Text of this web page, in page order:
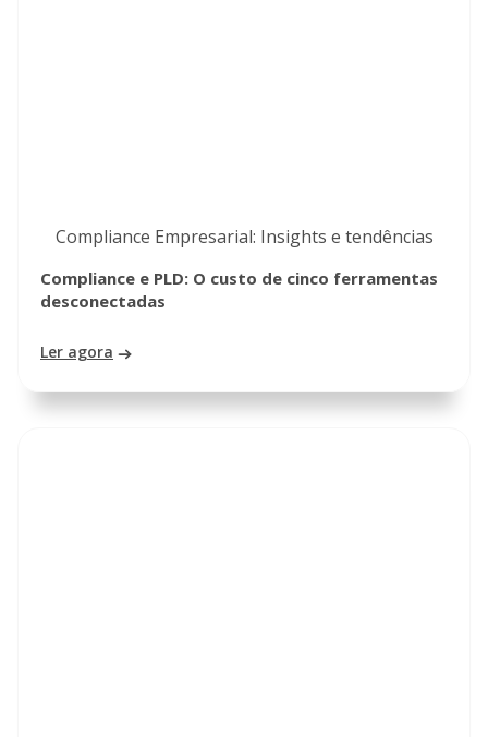
Compliance Empresarial: Insights e tendências
Compliance e PLD: O custo de cinco ferramentas
desconectadas
Ler agora